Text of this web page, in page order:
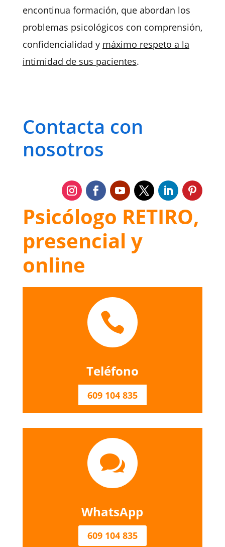
encontinua formación, que abordan los
problemas psicológicos con comprensión,
confidencialidad y máximo respeto a la
intimidad de sus pacientes.
Contacta con
nosotros
Psicólogo RETIRO,
presencial y
online

Teléfono
609 104 835

WhatsApp
609 104 835